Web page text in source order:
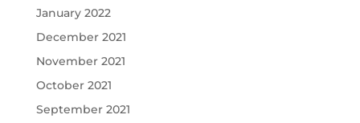
January 2022
December 2021
November 2021
October 2021
September 2021